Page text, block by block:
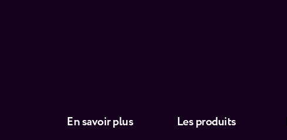
En savoir plus Les produits